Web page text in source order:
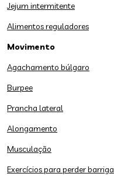
Jejum intermitente
Alimentos reguladores
Movimento
Agachamento búlgaro
Burpee
Prancha lateral
Alongamento
Musculação
Exercícios para perder barriga